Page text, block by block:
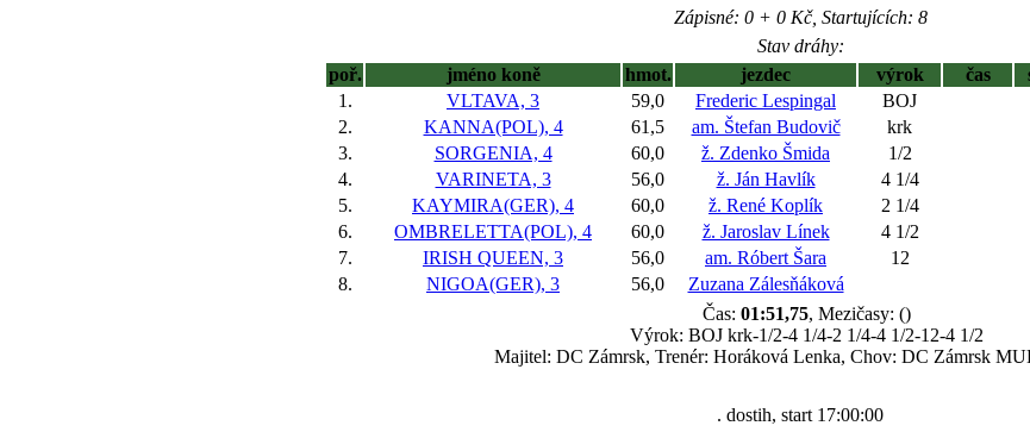
Zápisné: 0 + 0 Kč, Startujících: 8
Stav dráhy:
poř.
jméno koně hmot. jezdec výrok čas
1.
VLTAVA, 3 59,0 Frederic Lespingal BOJ
2.
KANNA(POL), 4 61,5 am. Štefan Budovič krk
3.
SORGENIA, 4 60,0 ž. Zdenko Šmida 1/2
4.
VARINETA, 3 56,0 ž. Ján Havlík 4 1/4
5.
KAYMIRA(GER), 4 60,0 ž. René Koplík 2 1/4
6.
OMBRELETTA(POL), 4 60,0 ž. Jaroslav Línek 4 1/2
7.
IRISH QUEEN, 3 56,0 am. Róbert Šara 12
8.
NIGOA(GER), 3 56,0 Zuzana Zálesňáková
Čas: 01:51,75, Mezičasy: ()
Výrok: BOJ krk-1/2-4 1/4-2 1/4-4 1/2-12-4 1/2
Majitel: DC Zámrsk, Trenér: Horáková Lenka, Chov: DC Zámrsk
. dostih, start 17:00:00